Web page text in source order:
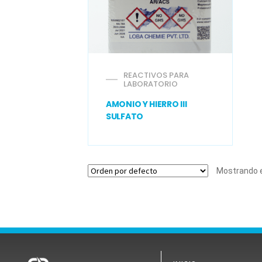
REACTIVOS PARA
LABORATORIO
AMONIO Y HIERRO III
SULFATO
Mostrando